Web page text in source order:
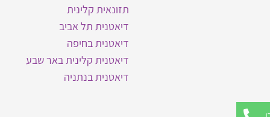
תזונאית קלינית
דיאטנית תל אביב
דיאטנית בחיפה
דיאטנית קלינית באר שבע
דיאטנית בנתניה